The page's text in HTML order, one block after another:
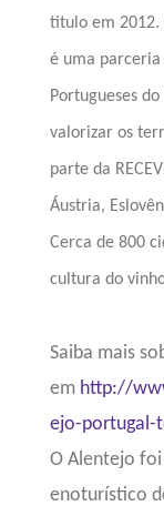
titulo em 2012.
é uma parceria
Portugueses
valorizar os
parte da
Áustria,
Cerca de 800
cultura do
Saiba mais
em http://
ejo-portugal-
O Alentejo
enoturístico